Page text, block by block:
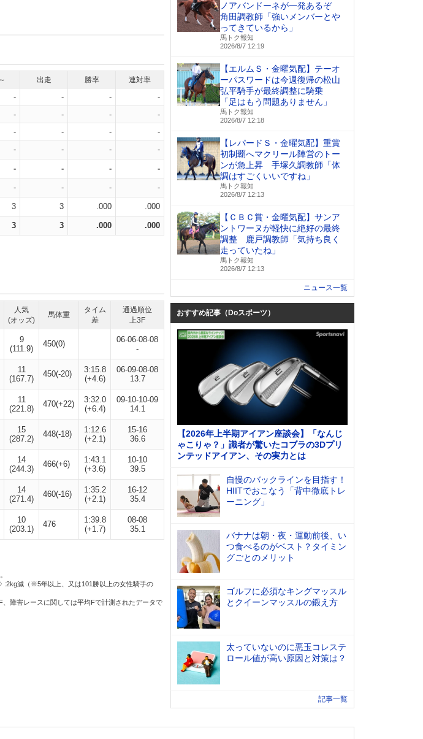
出走 勝率 連対率
- - -
-
- - -
-
- - -
-
- - - -
- - - -
- - - -
3 3 .000 .000
3 3 .000 .000
人気
(オッズ)
馬体重
タイム
差
通過順位
上3F
9
(111.9)
450(0)
06-06-08-08
-
11
(167.7)
450(-20)
3:15.8
(+4.6)
06-09-08-08
13.7
11
(221.8)
470(+22)
3:32.0
(+6.4)
09-10-10-09
14.1
15
(287.2)
448(-18)
1:12.6
(+2.1)
15-16
36.6
14
(244.3)
466(+6)
1:43.1
(+3.6)
10-10
39.5
14
(271.4)
460(-16)
1:35.2
(+2.1)
16-12
35.4
10
(203.1)
476
1:39.8
(+1.7)
08-08
35.1
:2kg減（※5年以上、又は101勝以上の女性騎手の
障害レースに関しては平均Fで計測されたデータで
ノアバンドーネが一発あるぞ
角田調教師「強いメンバーとや
ってきているから」
馬トク報知
2026/8/7 12:19
【エルムＳ・金曜気配】テーオ
ーパスワードは今週復帰の松山
弘平騎手が最終調整に騎乗
「足はもう問題ありません」
馬トク報知
2026/8/7 12:18
【レパードＳ・金曜気配】重賞
初制覇へマクリール陣営のトー
ンが急上昇 手塚久調教師「体
調はすごくいいですね」
馬トク報知
2026/8/7 12:13
【ＣＢＣ賞・金曜気配】サンア
ントワーヌが軽快に絶好の最終
調整 鹿戸調教師「気持ち良く
走っていたね」
馬トク報知
2026/8/7 12:13
ニュース一覧
おすすめ記事（Doスポーツ）
【2026年上半期アイアン座談会】「なんじ
ゃこりゃ？」識者が驚いたコブラの3Dプリ
ンテッドアイアン、その実力とは
自慢のバックラインを目指す！
HIITでおこなう「背中徹底トレ
ーニング」
バナナは朝・夜・運動前後、い
つ食べるのがベスト？タイミン
グごとのメリット
ゴルフに必須なキングマッスル
とクイーンマッスルの鍛え方
太っていないのに悪玉コレステ
ロール値が高い原因と対策は？
記事一覧